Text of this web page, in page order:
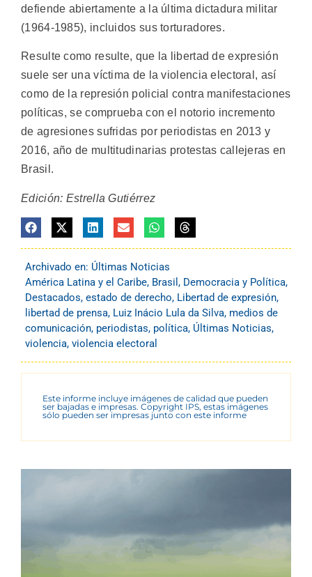
defiende abiertamente a la última dictadura militar
(1964-1985), incluidos sus torturadores.
Resulte como resulte, que la libertad de expresión
suele ser una víctima de la violencia electoral, así
como de la represión policial contra manifestaciones
políticas, se comprueba con el notorio incremento
de agresiones sufridas por periodistas en 2013 y
2016, año de multitudinarias protestas callejeras en
Brasil.
Edición: Estrella Gutiérrez
Archivado en: Últimas Noticias
América Latina y el Caribe, Brasil , Democracia y Política,
Destacados, estado de derecho, Libertad de expresión,
libertad de prensa, Luiz Inácio Lula da Silva, medios de
comunicación, periodistas, política, Últimas Noticias,
violencia, violencia electoral
Este informe incluye imágenes de calidad que pueden
ser bajadas e impresas. Copyright IPS, estas imágenes
sólo pueden ser impresas junto con este informe